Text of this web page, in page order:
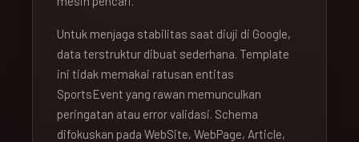
Untuk menjaga stabilitas saat diuji di Google,
data terstruktur dibuat sederhana. Template
ini tidak memakai ratusan entitas
SportsEvent yang rawan memunculkan
peringatan atau error validasi. Schema
difokuskan pada WebSite, WebPage, Article,